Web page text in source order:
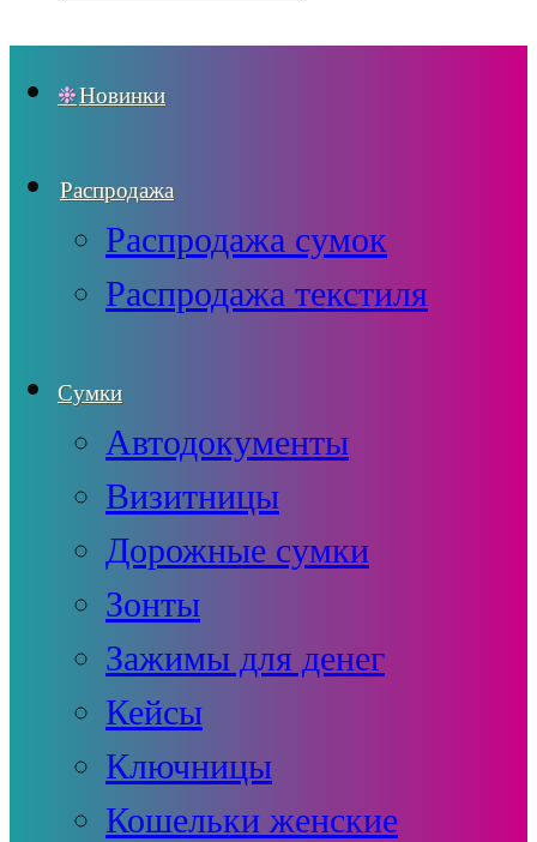
Новинки
Распродажа
Распродажа сумок
Распродажа текстиля
Сумки
Автодокументы
Визитницы
Дорожные сумки
Зонты
Зажимы для денег
Кейсы
Ключницы
Кошельки женские